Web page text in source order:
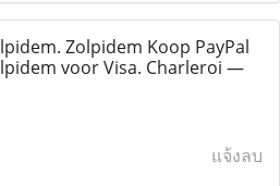
Zolpidem Koop PayPal
voor Visa. Charleroi —
แจ้งลบ